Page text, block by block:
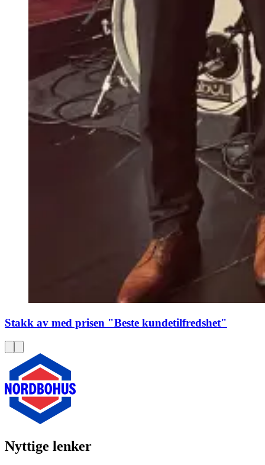
Stakk av med prisen "Beste kundetilfredshet"
Nyttige lenker